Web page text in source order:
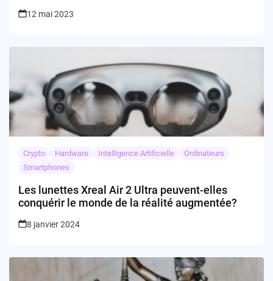
12 mai 2023
Crypto Hardware Intelligence Artificielle
Ordinateurs
Smartphones
Les lunettes Xreal Air 2 Ultra peuvent-elles
conquérir le monde de la réalité augmentée?
8 janvier 2024